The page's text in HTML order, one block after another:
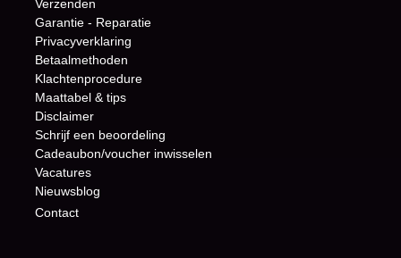
Verzenden
Garantie - Reparatie
Privacyverklaring
Betaalmethoden
Klachtenprocedure
Maattabel & tips
Disclaimer
Schrijf een beoordeling
Cadeaubon/voucher inwisselen
Vacatures
Nieuwsblog
Contact